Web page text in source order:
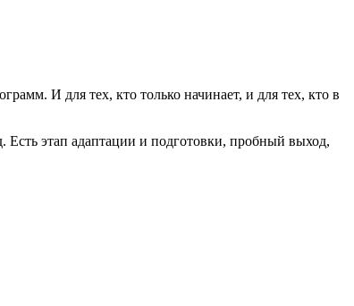
И для тех, кто только начинает, и для тех, кто в
Есть этап адаптации и подготовки, пробный выход,